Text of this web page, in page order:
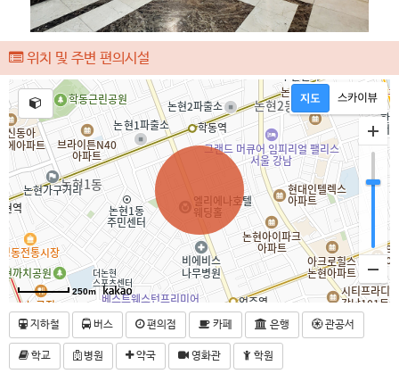
위치 및 주변 편의시설
250m
지하철 버스 편의점 카페 은행 관공서
학교 병원 약국 영화관 학원